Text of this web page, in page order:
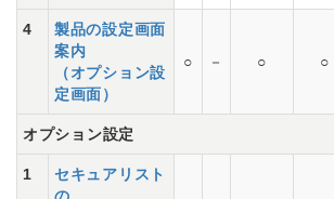
4
製品の設定画面
案内
（オプション設
定画面）
○ － ○ ○
オプション設定
1
セキュアリスト